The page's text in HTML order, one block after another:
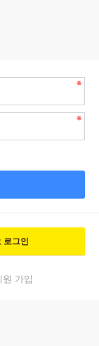
로그인
원 가입